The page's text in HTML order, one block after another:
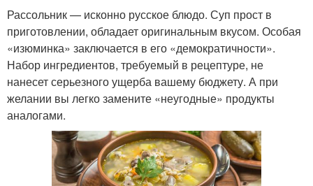
Рассольник — исконно русское блюдо. Суп прост в
приготовлении, обладает оригинальным вкусом. Особая
«изюминка» заключается в его «демократичности».
Набор ингредиентов, требуемый в рецептуре, не
нанесет серьезного ущерба вашему бюджету. А при
желании вы легко замените «неугодные» продукты
аналогами.